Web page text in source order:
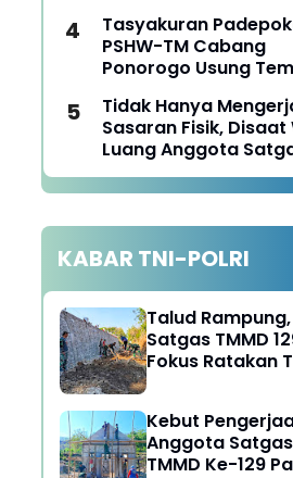
pada Kejurkab IPSI
Ponorogo Tahun 2026
Tasyakuran
PSHW-TM Cabang
Ponorogo Usung
Persaudaraan,
dengan Keikhlasan
Mengabdi dengan
Tanggungjawab
Tidak Hanya
Sasaran Fisik, Disaat
Luang Anggota
TMMD Ke-129 Juga
Tangan Bantu Warga
KABAR TNI-POLRI
Talud Rampung,
Satgas TMMD
Fokus Ratakan
Kebut
Anggota Satgas
TMMD Ke-129